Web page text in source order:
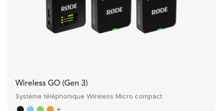
Wireless GO (Gen 3)
Système téléphonique Wireless Micro compact